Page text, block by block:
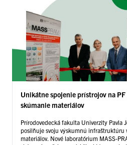
Unikátne spojenie prístrojov na
skúmanie materiálov
Prírodovedecká fakulta Univerzity Pavla
posilňuje svoju výskumnú infraštruktúru
materiálov. Nové laboratórium MASS-